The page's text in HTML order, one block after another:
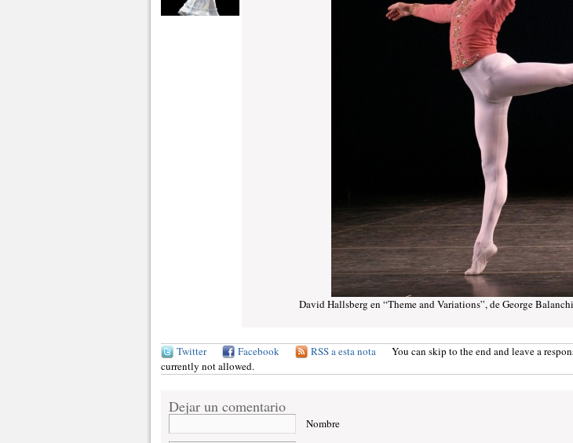
David Hallsberg en “Theme and Variations”, de George
Twitter Facebook RSS a esta nota
You can skip to the end and leave a
currently not allowed.
Dejar un comentario
Nombre